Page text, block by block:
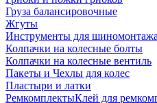
Груза балансировочные
Жгуты
Инструменты для шиномонтажа
Колпачки на колесные болты
Колпачки на колесные вентиль
Пакеты и Чехлы для колес
Пластыри и латки
РемкомплектыКлей для